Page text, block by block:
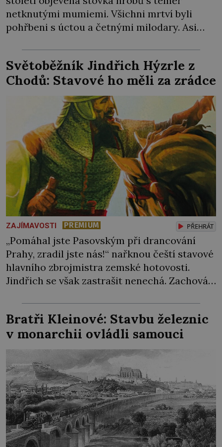
netknutými mumiemi. Všichni mrtví byli
pohřbeni s úctou a četnými milodary. Asi
chlapečka s modrou filcovou čapkou, z níž se
draly blonďaté vlásky. Fakt, že jsou těla
dávných lidí nesmírně dobře zachovalá,
přičítají odborníci zdejším klimatickým
podmínkám. Sucho, prosolené písky a
extrémně […]
Světoběžník Jindřich Hýzrle z
Chodů: Stavové ho měli za zrádce
ZAJÍMAVOSTI PREMIUM PŘEHRÁT
„Pomáhal jste Pasovským při drancování
Prahy, zradil jste nás!“ nařknou čeští stavové
hlavního zbrojmistra zemské hotovosti.
Jindřich se však zastrašit nenechá. Zachová
cejchu zrádce se už nezbaví… Tři roky
stačily! Škola pro něj není. Jindřich Michal
Hýzrle z Chodů (1575–1665) se v ní nudí. 10letý
chlapec chce procestovat […]
Bratři Kleinové: Stavbu železnic
v monarchii ovládli samouci